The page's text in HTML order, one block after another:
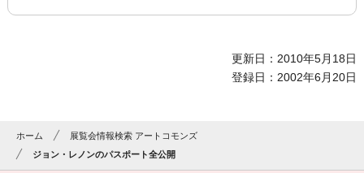
更新日：2010年5月18日
登録日：2002年6月20日
ホーム
展覧会情報検索 アートコモンズ
ジョン・レノンのパスポート全公開